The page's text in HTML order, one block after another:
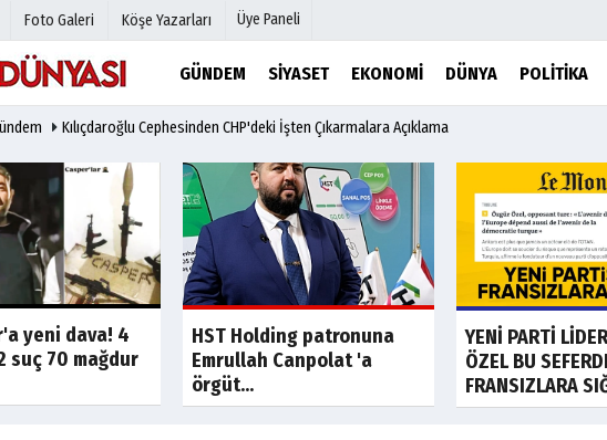
Foto Galeri Köşe Yazarları Üye Paneli
GÜNDEM SIYASET EKONOMI DÜNYA POLITIKA
Hava Durumu
Gazete Manşetleri
Anketler
Biyografiler
Video Galeri
Foto Galeri
Etkinlikler
Kılıçdaroğlu Cephesinden CHP'deki İşten Çıkarmalara Açıklama
Son Dakika
yeni dava! 4
suç 70 mağdur
Son Dakika
HST Holding patronuna
Emrullah Canpolat 'a
örgüt...
YENİ PARTİ
ÖZEL BU
FRANSIZLARA